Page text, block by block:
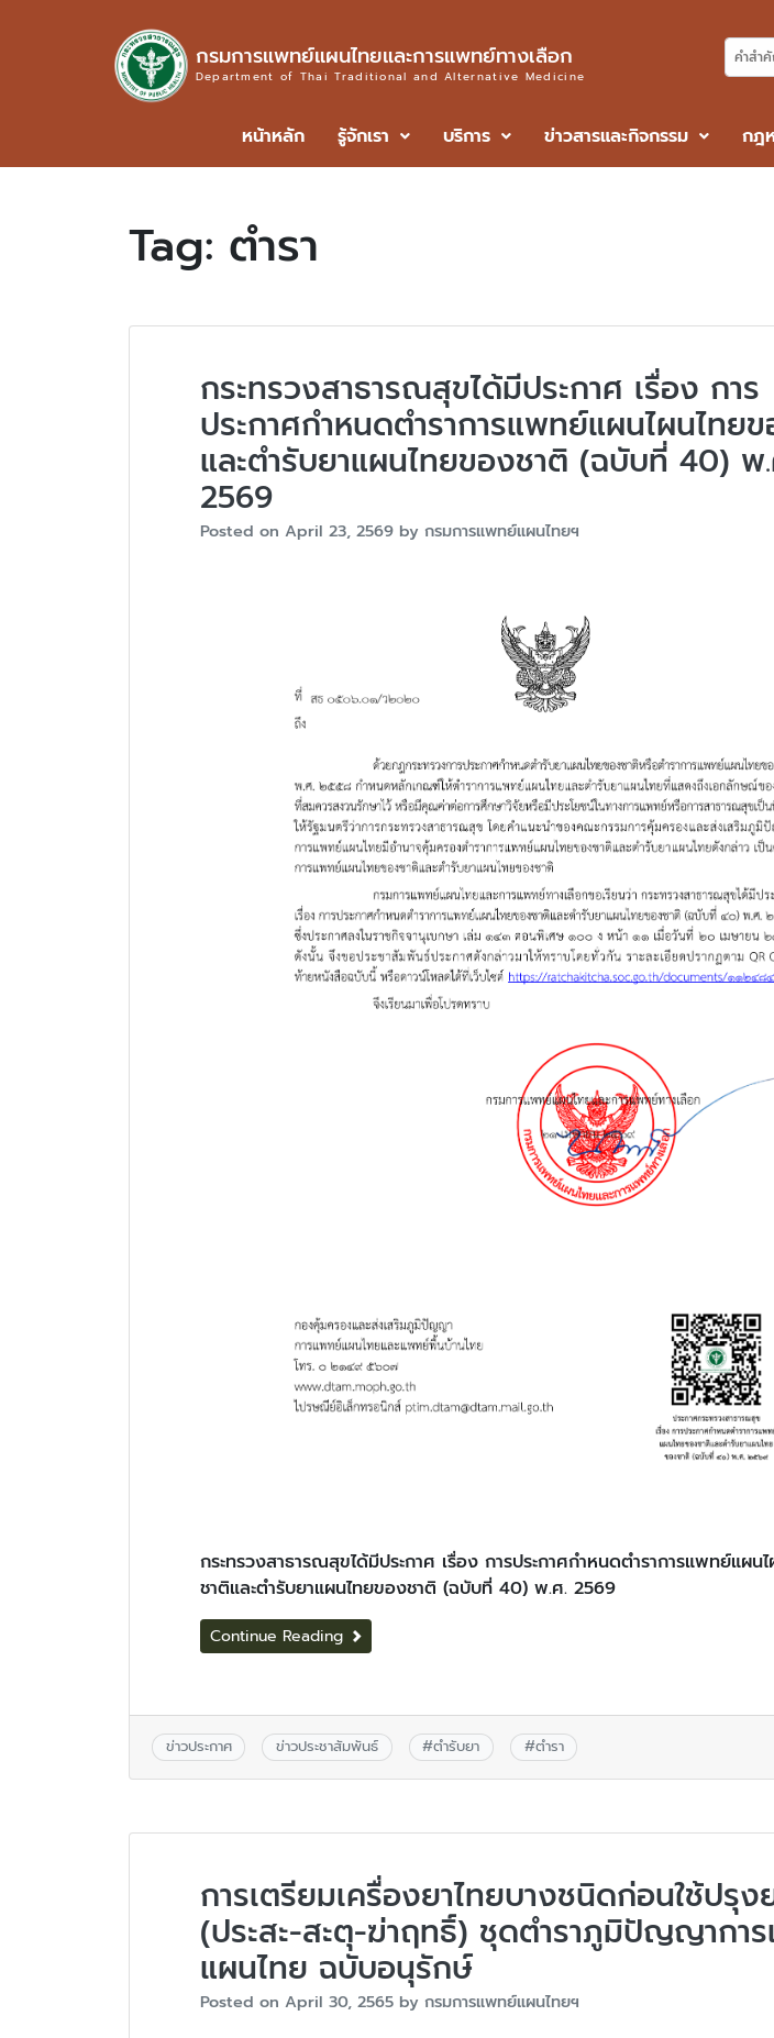
กรมการแพทย์แผนไทยและการแพทย์ทางเลือก
Department of Thai Traditional and Alternative Medicine
หน้าหลัก รู้จักเรา บริการ ข่าวสารและกิจกรรม กฎ
Tag: ตำรา
กระทรวงสาธารณสุขได้มีประกาศ เรื่อง การ
ประกาศกำหนดตำราการแพทย์แผนไผนไทย
และตำรับยาแผนไทยของชาติ (ฉบับที่ 40) พ
2569
Posted on April 23, 2569 by กรมการแพทย์แผนไทยฯ
กระทรวงสาธารณสุขได้มีประกาศ เรื่อง การประกาศกำหนดตำราการแพทย์แผน
ชาติและตำรับยาแผนไทยของชาติ (ฉบับที่ 40) พ.ศ. 2569
Continue Reading
ข่าวประกาศ ข่าวประชาสัมพันธ์ #ตำรับยา #ตำรา
การเตรียมเครื่องยาไทยบางชนิดก่อนใช้ปรุง
(ประสะ-สะตุ-ฆ่าฤทธิ์) ชุดตำราภูมิปัญญากา
แผนไทย ฉบับอนุรักษ์
Posted on April 30, 2565 by กรมการแพทย์แผนไทยฯ